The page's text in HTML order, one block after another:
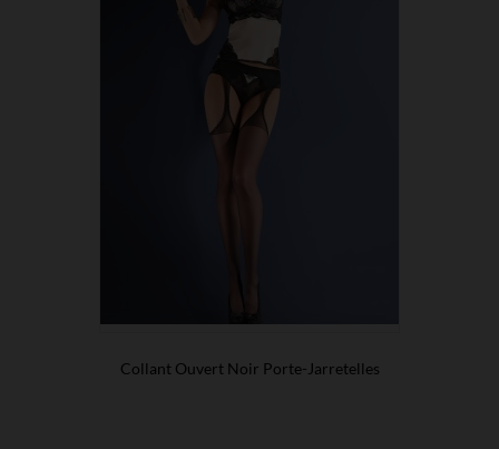
Collant Ouvert Noir Porte-Jarretelles